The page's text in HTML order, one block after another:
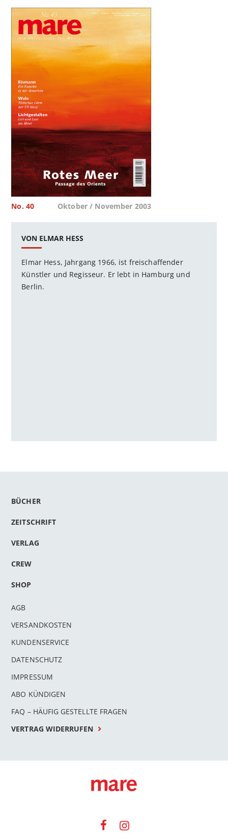
No. 40 Oktober / November 2003
VON ELMAR HESS
Elmar Hess, Jahrgang 1966, ist freischaffender
Künstler und Regisseur. Er lebt in Hamburg und
Berlin.
BÜCHER
ZEITSCHRIFT
VERLAG
CREW
SHOP
AGB
VERSANDKOSTEN
KUNDENSERVICE
DATENSCHUTZ
IMPRESSUM
ABO KÜNDIGEN
FAQ – HÄUFIG GESTELLTE FRAGEN
VERTRAG WIDERRUFEN